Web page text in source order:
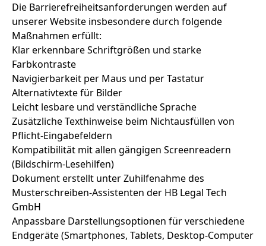
Die Barrierefreiheitsanforderungen werden auf
unserer Website insbesondere durch folgende
Maßnahmen erfüllt:
Klar erkennbare Schriftgrößen und starke
Farbkontraste
Navigierbarkeit per Maus und per Tastatur
Alternativtexte für Bilder
Leicht lesbare und verständliche Sprache
Zusätzliche Texthinweise beim Nichtausfüllen von
Pflicht-Eingabefeldern
Kompatibilität mit allen gängigen Screenreadern
(Bildschirm-Lesehilfen)
Dokument erstellt unter Zuhilfenahme des
Musterschreiben-Assistenten der HB Legal Tech
GmbH
Anpassbare Darstellungsoptionen für verschiedene
Endgeräte (Smartphones, Tablets, Desktop-Computer